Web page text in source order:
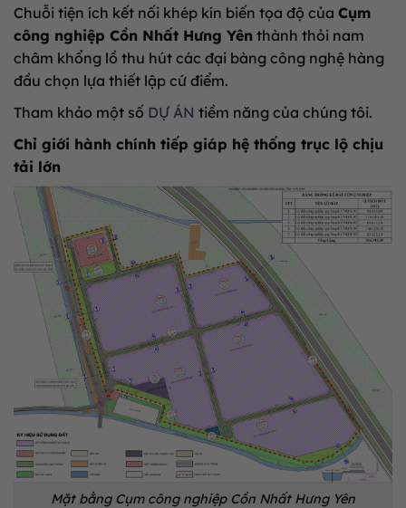
Chuỗi tiện ích kết nối khép kín biến tọa độ của Cụm
công nghiệp Cồn Nhất Hưng Yên thành thỏi nam
châm khổng lồ thu hút các đại bàng công nghệ hàng
đầu chọn lựa thiết lập cứ điểm.
Tham khảo một số DỰ ÁN tiềm năng của chúng tôi.
Chỉ giới hành chính tiếp giáp hệ thống trục lộ chịu
tải lớn
Mặt bằng Cụm công nghiệp Cồn Nhất Hưng Yên